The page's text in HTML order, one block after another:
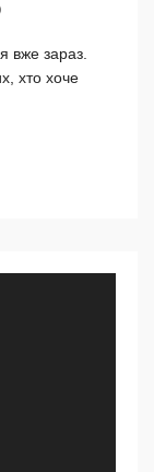
вже зараз.
хто хоче